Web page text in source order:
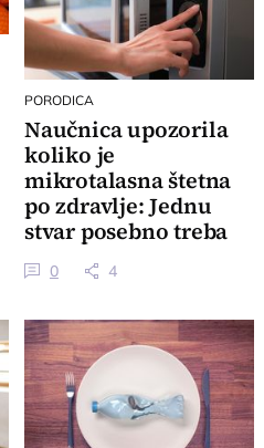
PORODICA
Naučnica upozorila
koliko je
mikrotalasna štetna
po zdravlje: Jednu
stvar posebno treba
izbegavati
0 4